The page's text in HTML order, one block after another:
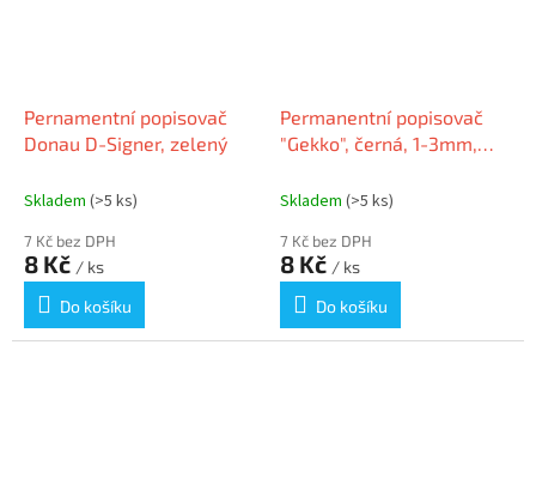
Pernamentní popisovač
Donau D-Signer, zelený
Skladem (>5 ks)
7 Kč bez DPH
8 Kč / ks
Do košíku
Permanentní popisovač
"Gekko", černá, 1-3mm,
Skladem (>5 ks)
7 Kč bez DPH
8 Kč / ks
Do košíku